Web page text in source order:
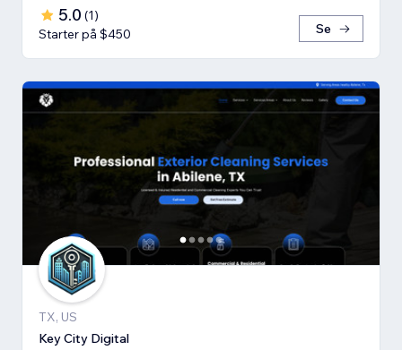
5.0 (1)
Starter på $450
Se
TX, US
Key City Digital